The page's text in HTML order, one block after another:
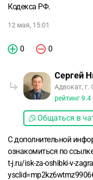
Кодекса РФ.
12 мая, 15:01
0 0
Сергей
Адвокат, г.
рейтинг9.4
Общаться в
С дополнительной
ознакомиться по
t-j.ru/isk-za-oshibki-v-